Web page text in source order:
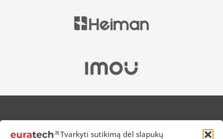
Tvarkyti sutikimą dėl slapukų
APIE MUS
NUOLAIDOS HEROJAMS